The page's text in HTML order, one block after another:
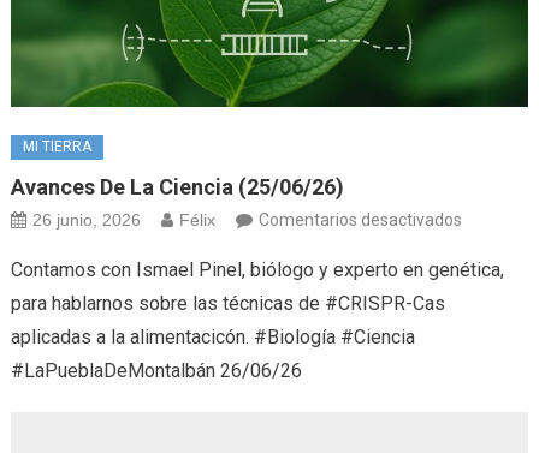
MI TIERRA
Avances De La Ciencia (25/06/26)
26 junio, 2026 Félix Comentarios desactivadosen
de
Contamos con Ismael Pinel, biólogo y experto en genética,
para hablarnos sobre las técnicas de #CRISPR-Cas
aplicadas a la alimentacicón. #Biología #Ciencia
#LaPueblaDeMontalbán 26/06/26